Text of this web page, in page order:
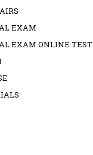
EXAM
EXAM ONLINE TEST